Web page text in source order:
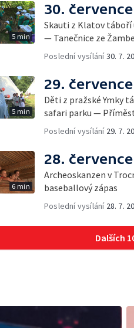
5 min
30. července
Skauti z Klatov táboří
— Tanečnice ze
Poslední vysílání30. 7.
5 min
29. července
Děti z pražské Ymky
safari parku —
Poslední vysílání 29. 7.
6 min
28. července
Archeoskanzen v
baseballový zápas
Poslední vysílání 28. 7.
Dalších